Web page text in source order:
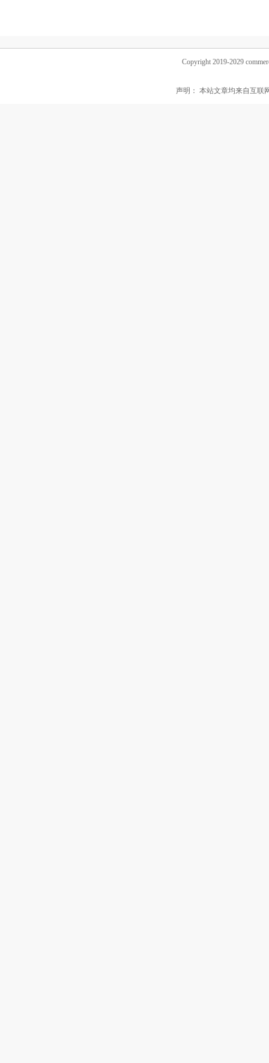
Copyright 2019-2029
声明： 本站文章均来自互联